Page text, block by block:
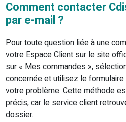
Comment contacter
par e-mail ?
Pour toute question liée à une
votre Espace Client sur le site
sur « Mes commandes »,
concernée et utilisez le
votre problème. Cette méthode
précis, car le service client
dossier.